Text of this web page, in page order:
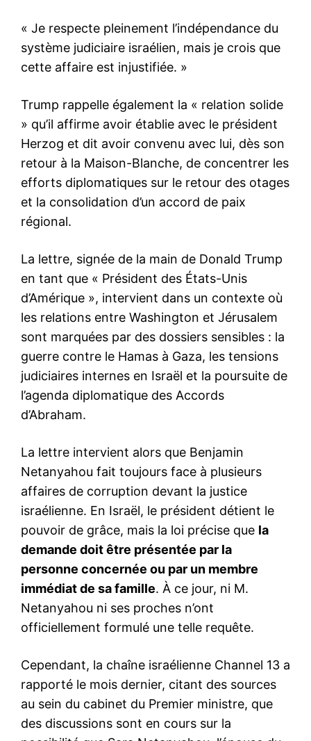
« Je respecte pleinement l’indépendance du
système judiciaire israélien, mais je crois que
cette affaire est injustifiée. »
Trump rappelle également la « relation solide
» qu’il affirme avoir établie avec le président
Herzog et dit avoir convenu avec lui, dès son
retour à la Maison-Blanche, de concentrer les
efforts diplomatiques sur le retour des otages
et la consolidation d’un accord de paix
régional.
La lettre, signée de la main de Donald Trump
en tant que « Président des États-Unis
d’Amérique », intervient dans un contexte où
les relations entre Washington et Jérusalem
sont marquées par des dossiers sensibles : la
guerre contre le Hamas à Gaza, les tensions
judiciaires internes en Israël et la poursuite de
l’agenda diplomatique des Accords
d’Abraham.
La lettre intervient alors que Benjamin
Netanyahou fait toujours face à plusieurs
affaires de corruption devant la justice
israélienne. En Israël, le président détient le
pouvoir de grâce, mais la loi précise que la
demande doit être présentée par la
personne concernée ou par un membre
immédiat de sa famille. À ce jour, ni M.
Netanyahou ni ses proches n’ont
officiellement formulé une telle requête.
Cependant, la chaîne israélienne Channel 13 a
rapporté le mois dernier, citant des sources
au sein du cabinet du Premier ministre, que
des discussions sont en cours sur la